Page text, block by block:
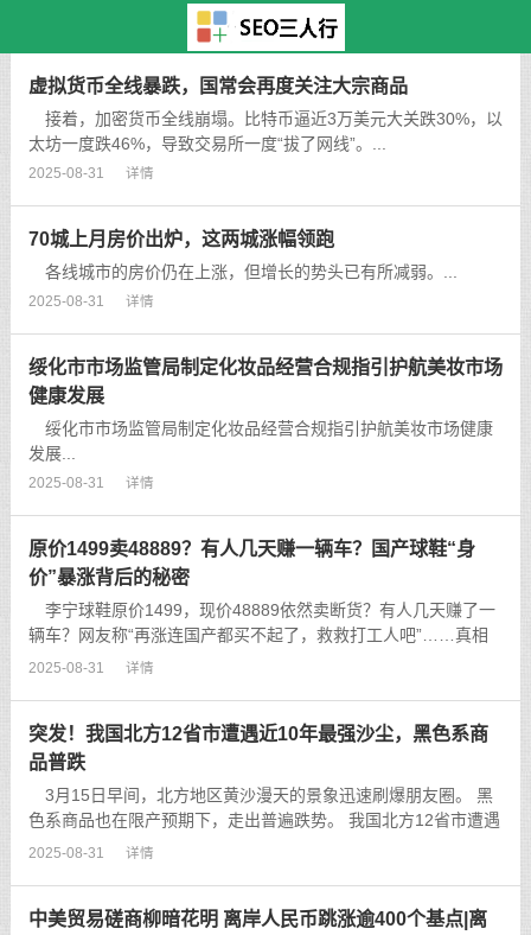
> 2018
虚拟货币全线暴跌，国常会再度关注大宗商品
接着，加密货币全线崩塌。比特币逼近3万美元大关跌30%，以
太坊一度跌46%，导致交易所一度“拔了网线”。...
2025-08-31 详情
70城上月房价出炉，这两城涨幅领跑
各线城市的房价仍在上涨，但增长的势头已有所减弱。...
2025-08-31 详情
绥化市市场监管局制定化妆品经营合规指引护航美妆市场
健康发展
绥化市市场监管局制定化妆品经营合规指引护航美妆市场健康
发展...
2025-08-31 详情
原价1499卖48889？有人几天赚一辆车？国产球鞋“身
价”暴涨背后的秘密
李宁球鞋原价1499，现价48889依然卖断货？有人几天赚了一
辆车？网友称“再涨连国产都买不起了，救救打工人吧”……真相
究竟如何？别担心，国产鞋不光选择多，价格也并没有明显上
2025-08-31 详情
突发！我国北方12省市遭遇近10年最强沙尘，黑色系商
品普跌
3月15日早间，北方地区黄沙漫天的景象迅速刷爆朋友圈。 黑
色系商品也在限产预期下，走出普遍跌势。 我国北方12省市遭遇
近10年最强沙尘 我们先看一下，沙尘暴到底有多严重。当地时间
2025-08-31 详情
中美贸易磋商柳暗花明 离岸人民币跳涨逾400个基点|离